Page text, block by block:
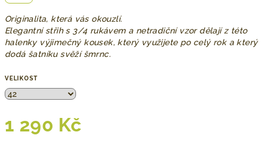
Originalita, která vás okouzlí.
Elegantní střih s 3/4 rukávem a netradiční vzor dělají z této
halenky výjimečný kousek, který využijete po celý rok a který
dodá šatníku svěží šmrnc.
VELIKOST
1 290 Kč